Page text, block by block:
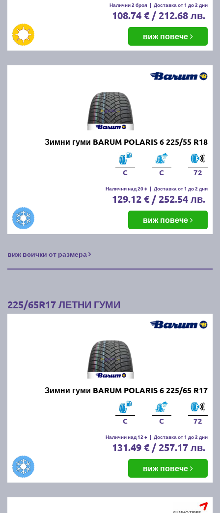
Налични 2 броя | Доставка от 1 до 2 дни
108.74 € / 212.68 лв.
виж повече
Зимни гуми BARUM POLARIS 6 225/55 R18
C C 72
Налични над 20 + | Доставка от 1 до 2 дни
129.12 € / 252.54 лв.
виж повече
виж всички от размера
225/65R17 ЛЕТНИ ГУМИ
Зимни гуми BARUM POLARIS 6 225/65 R17
C C 72
Налични над 12 + | Доставка от 1 до 2 дни
131.49 € / 257.17 лв.
виж повече